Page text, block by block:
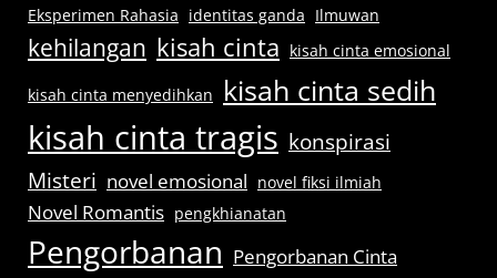
Eksperimen Rahasia identitas ganda Ilmuwan
kehilangan kisah cinta kisah cinta emosional
kisah cinta menyedihkan kisah cinta sedih
kisah cinta tragis konspirasi
Misteri novel emosional novel fiksi ilmiah
Novel Romantis pengkhianatan
Pengorbanan Pengorbanan Cinta